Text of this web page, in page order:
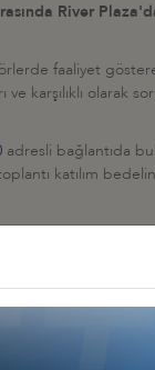
River
faaliyet
karşılıklı olarak
adresli bağlantıda
katılım